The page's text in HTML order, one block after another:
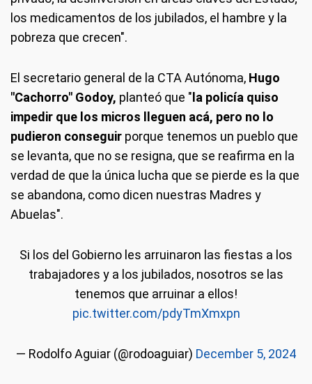
los medicamentos de los jubilados, el hambre y la
pobreza que crecen".
El secretario general de la CTA Autónoma, Hugo
"Cachorro" Godoy, planteó que "la policía quiso
impedir que los micros lleguen acá, pero no lo
pudieron conseguir porque tenemos un pueblo que
se levanta, que no se resigna, que se reafirma en la
verdad de que la única lucha que se pierde es la que
se abandona, como dicen nuestras Madres y
Abuelas".
Si los del Gobierno les arruinaron las fiestas a los
trabajadores y a los jubilados, nosotros se las
tenemos que arruinar a ellos!
pic.twitter.com/pdyTmXmxpn
— Rodolfo Aguiar (@rodoaguiar) December 5, 2024